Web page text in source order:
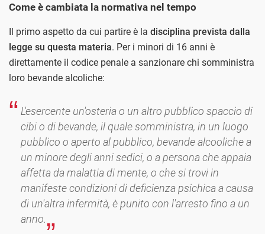
Come è cambiata la normativa nel tempo
Il primo aspetto da cui partire è la disciplina prevista dalla
legge su questa materia. Per i minori di 16 anni è
direttamente il codice penale a sanzionare chi somministra
loro bevande alcoliche:
L'esercente un'osteria o un altro pubblico spaccio di
cibi o di bevande, il quale somministra, in un luogo
pubblico o aperto al pubblico, bevande alcooliche a
un minore degli anni sedici, o a persona che appaia
affetta da malattia di mente, o che si trovi in
manifeste condizioni di deficienza psichica a causa
di un'altra infermità, è punito con l'arresto fino a un
anno.